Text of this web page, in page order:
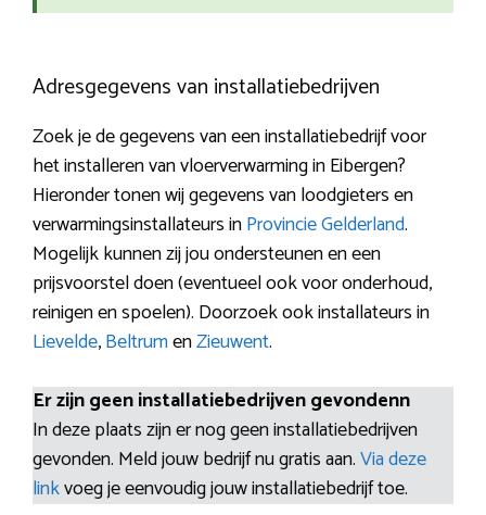
Adresgegevens van installatiebedrijven
Zoek je de gegevens van een installatiebedrijf voor
het installeren van vloerverwarming in Eibergen?
Hieronder tonen wij gegevens van loodgieters en
verwarmingsinstallateurs inProvincie Gelderland.
Mogelijk kunnen zij jou ondersteunen en een
prijsvoorstel doen (eventueel ook voor onderhoud,
reinigen en spoelen). Doorzoek ook installateurs in
Lievelde,BeltrumenZieuwent.
Er zijn geen installatiebedrijven gevondenn
In deze plaats zijn er nog geen installatiebedrijven
gevonden. Meld jouw bedrijf nu gratis aan.Via deze
linkvoeg je eenvoudig jouw installatiebedrijf toe.